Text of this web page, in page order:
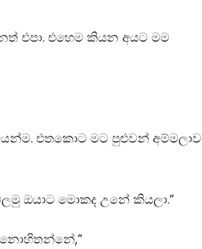
එපා. එහෙම කියන අයට මම
එතකොට මට පුළුවන් අම්මලාව
ඔයාට මොකද උනේ කියලා.”
නොහිතන්නේ,”